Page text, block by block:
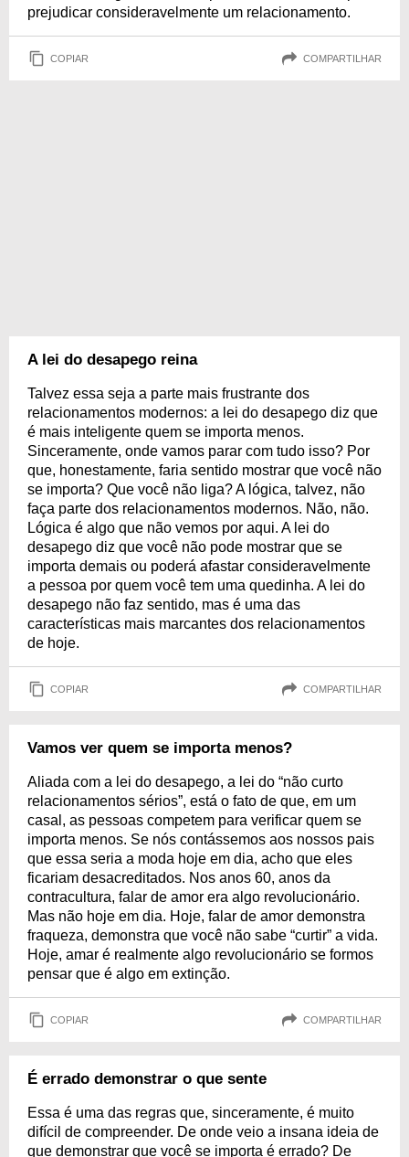
prejudicar consideravelmente um relacionamento.
COPIAR COMPARTILHAR
A lei do desapego reina
Talvez essa seja a parte mais frustrante dos
relacionamentos modernos: a lei do desapego diz que
é mais inteligente quem se importa menos.
Sinceramente, onde vamos parar com tudo isso? Por
que, honestamente, faria sentido mostrar que você não
se importa? Que você não liga? A lógica, talvez, não
faça parte dos relacionamentos modernos. Não, não.
Lógica é algo que não vemos por aqui. A lei do
desapego diz que você não pode mostrar que se
importa demais ou poderá afastar consideravelmente
a pessoa por quem você tem uma quedinha. A lei do
desapego não faz sentido, mas é uma das
características mais marcantes dos relacionamentos
de hoje.
COPIAR COMPARTILHAR
Vamos ver quem se importa menos?
Aliada com a lei do desapego, a lei do “não curto
relacionamentos sérios”, está o fato de que, em um
casal, as pessoas competem para verificar quem se
importa menos. Se nós contássemos aos nossos pais
que essa seria a moda hoje em dia, acho que eles
ficariam desacreditados. Nos anos 60, anos da
contracultura, falar de amor era algo revolucionário.
Mas não hoje em dia. Hoje, falar de amor demonstra
fraqueza, demonstra que você não sabe “curtir” a vida.
Hoje, amar é realmente algo revolucionário se formos
pensar que é algo em extinção.
COPIAR COMPARTILHAR
É errado demonstrar o que sente
Essa é uma das regras que, sinceramente, é muito
difícil de compreender. De onde veio a insana ideia de
que demonstrar que você se importa é errado? De